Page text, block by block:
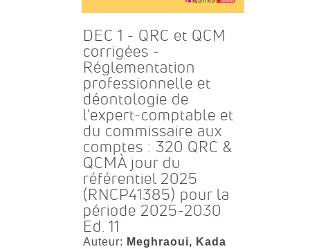
DEC 1 - QRC et QCM
corrigées -
Réglementation
professionnelle et
déontologie de
l'expert-comptable et
du commissaire aux
comptes : 320 QRC &
QCMÀ jour du
référentiel 2025
(RNCP41385) pour la
période 2025-2030
Ed. 11
Auteur: Meghraoui, Kada